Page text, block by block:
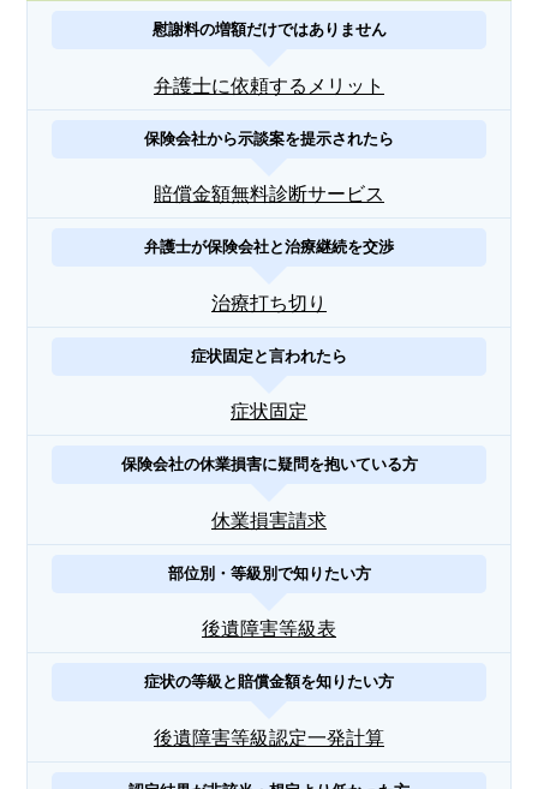
慰謝料の増額だけではありません
弁護士に依頼するメリット
保険会社から示談案を提示されたら
賠償金額無料診断サービス
弁護士が保険会社と治療継続を交渉
治療打ち切り
症状固定と言われたら
症状固定
保険会社の休業損害に疑問を抱いている方
休業損害請求
部位別・等級別で知りたい方
後遺障害等級表
症状の等級と賠償金額を知りたい方
後遺障害等級認定一発計算